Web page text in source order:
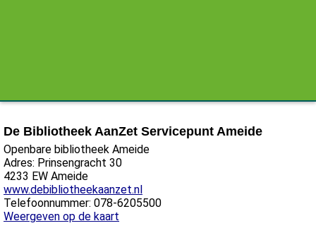
De Bibliotheek AanZet Servicepunt Ameide
Openbare bibliotheek Ameide
Adres: Prinsengracht 30
4233 EW Ameide
www.debibliotheekaanzet.nl
Telefoonnummer: 078-6205500
Weergeven op de kaart